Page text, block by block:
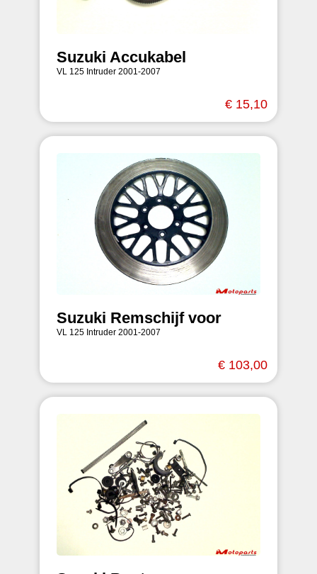
Suzuki Accukabel
VL 125 Intruder 2001-2007
€ 15,10
Suzuki Remschijf voor
VL 125 Intruder 2001-2007
€ 103,00